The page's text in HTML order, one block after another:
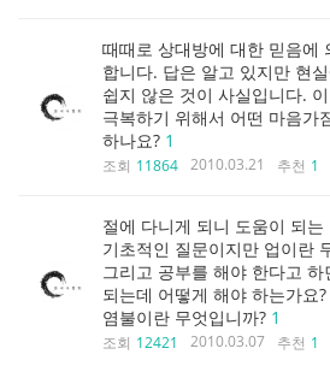
때때로 상대방에 대한 믿음에
합니다. 답은 알고 있지만 현
쉽지 않은 것이 사실입니다.
극복하기 위해서 어떤 마음가
하나요? 1
조회 11864 2010.03.21 추천 1
절에 다니게 되니 도움이 되는
기초적인 질문이지만 업이란
그리고 공부를 해야 한다고
되는데 어떻게 해야 하는가요
염불이란 무엇입니까? 1
조회 12421 2010.03.07 추천 1